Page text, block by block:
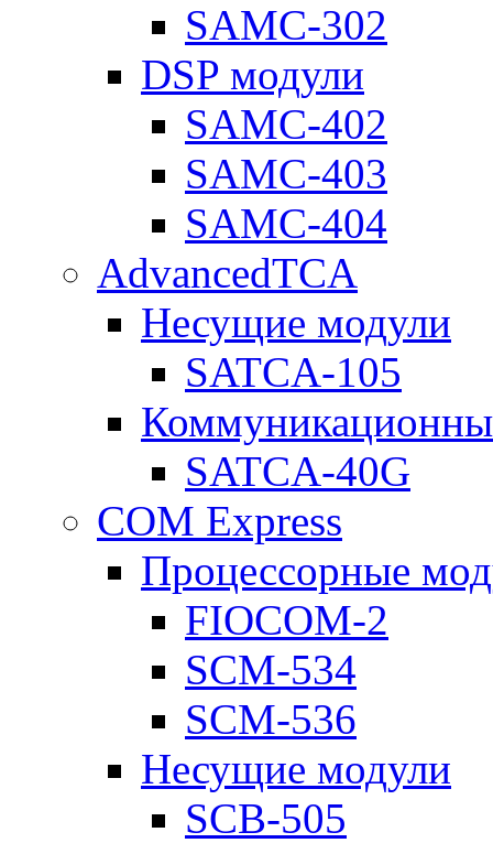
SAMC-302
DSP модули
SAMC-402
SAMC-403
SAMC-404
AdvancedTCA
Несущие модули
SATCA-105
SATCA-40G
COM Express
Процессорные
FIOCOM-2
SCM-534
SCM-536
Несущие модули
SCB-505